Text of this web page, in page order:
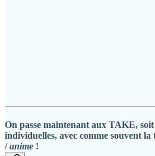
On passe maintenant aux TAKE,
individuelles, avec comme souvent
/anime !